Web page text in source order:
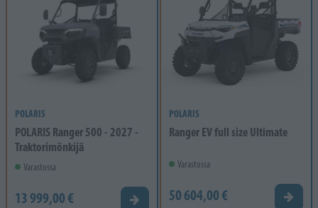
POLARIS
POLARIS Ranger 500 - 2027 -
Traktorimönkijä
Varastossa
13 999,00 € Tarjouspyyntö
POLARIS
Ranger EV full size Ultimate
Varastossa
50 604,00 €